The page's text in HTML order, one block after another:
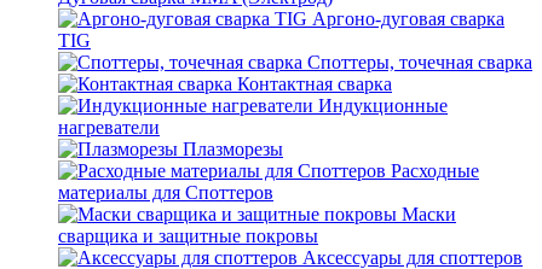
Аргоно-дуговая сварка
TIG
Споттеры, точечная сварка
Контактная сварка
Индукционные
нагреватели
Плазморезы
Расходные
материалы для Споттеров
Маски
сварщика и защитные покровы
Аксессуары для споттеров